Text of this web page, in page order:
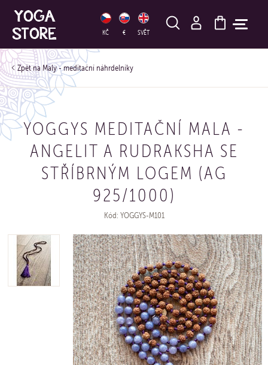
KČ € SVĚT
HLEDAT
Maly - meditační náhrdelníky
YOGGYS MEDITAČNÍ MALA -
ANGELIT A RUDRAKSHA SE
STŘÍBRNÝM LOGEM (AG
925/1000)
Kód: YOGGYS-M101